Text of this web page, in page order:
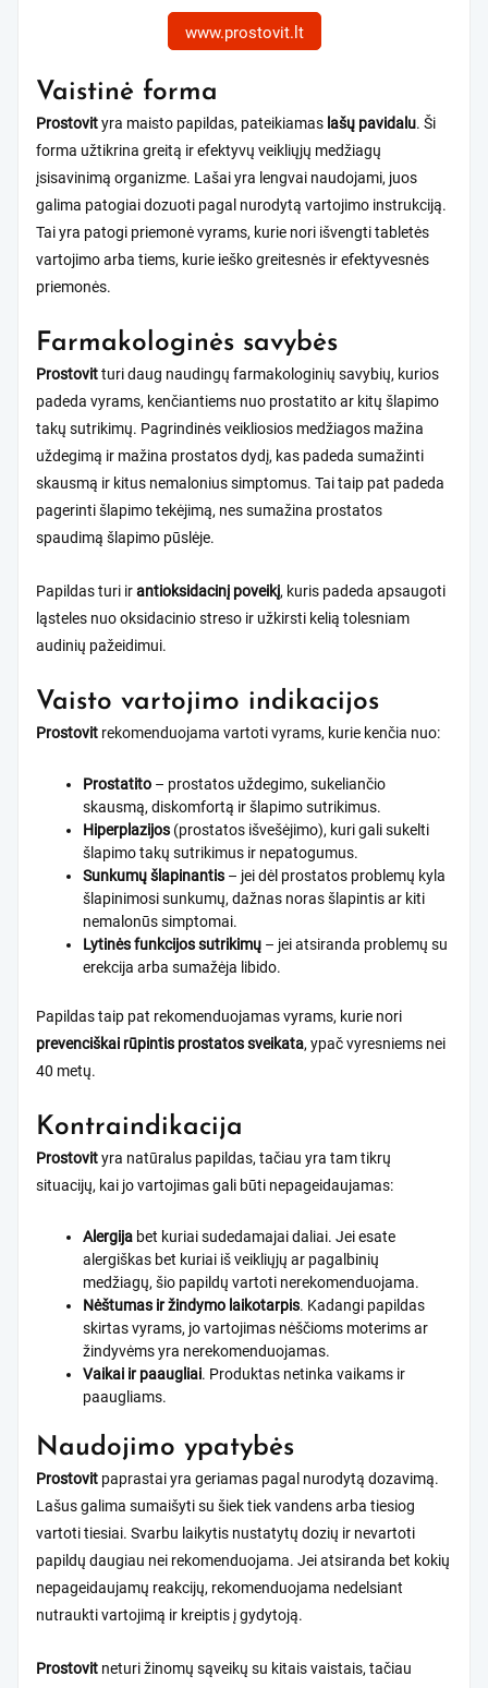
www.prostovit.lt
Vaistinė forma
Prostovityra maisto papildas, pateikiamas lašų pavidalu. Ši
forma užtikrina greitą ir efektyvų veikliųjų medžiagų
įsisavinimą organizme. Lašai yra lengvai naudojami, juos
galima patogiai dozuoti pagal nurodytą vartojimo instrukciją.
Tai yra patogi priemonė vyrams, kurie nori išvengti tabletės
vartojimo arba tiems, kurie ieško greitesnės ir efektyvesnės
priemonės.
Farmakologinės savybės
Prostovitturi daug naudingų farmakologinių savybių, kurios
padeda vyrams, kenčiantiems nuo prostatito ar kitų šlapimo
takų sutrikimų. Pagrindinės veikliosios medžiagos mažina
uždegimą ir mažina prostatos dydį, kas padeda sumažinti
skausmą ir kitus nemalonius simptomus. Tai taip pat padeda
pagerinti šlapimo tekėjimą, nes sumažina prostatos
spaudimą šlapimo pūslėje.
Papildas turi irantioksidacinį poveikį, kuris padeda apsaugoti
ląsteles nuo oksidacinio streso ir užkirsti kelią tolesniam
audinių pažeidimui.
Vaisto vartojimo indikacijos
Prostovit rekomenduojama vartoti vyrams, kurie kenčia nuo:
Prostatito – prostatos uždegimo, sukeliančio
skausmą, diskomfortą ir šlapimo sutrikimus.
Hiperplazijos (prostatos išvešėjimo), kuri gali sukelti
šlapimo takų sutrikimus ir nepatogumus.
Sunkumų šlapinantis – jei dėl prostatos problemų kyla
šlapinimosi sunkumų, dažnas noras šlapintis ar kiti
nemalonūs simptomai.
Lytinės funkcijos sutrikimų – jei atsiranda problemų su
erekcija arba sumažėja libido.
Papildas taip pat rekomenduojamas vyrams, kurie nori
prevenciškai rūpintis prostatos sveikata, ypač vyresniems nei
40 metų.
Kontraindikacija
Prostovityra natūralus papildas, tačiau yra tam tikrų
situacijų, kai jo vartojimas gali būti nepageidaujamas:
Alergija bet kuriai sudedamajai daliai. Jei esate
alergiškas bet kuriai iš veikliųjų ar pagalbinių
medžiagų, šio papildų vartoti nerekomenduojama.
Nėštumas ir žindymo laikotarpis. Kadangi papildas
skirtas vyrams, jo vartojimas nėščioms moterims ar
žindyvėms yra nerekomenduojamas.
Vaikai ir paaugliai. Produktas netinka vaikams ir
paaugliams.
Naudojimo ypatybės
Prostovit paprastai yra geriamas pagal nurodytą dozavimą.
Lašus galima sumaišyti su šiek tiek vandens arba tiesiog
vartoti tiesiai. Svarbu laikytis nustatytų dozių ir nevartoti
papildų daugiau nei rekomenduojama. Jei atsiranda bet kokių
nepageidaujamų reakcijų, rekomenduojama nedelsiant
nutraukti vartojimą ir kreiptis į gydytoją.
Prostovit neturi žinomų sąveikų su kitais vaistais, tačiau